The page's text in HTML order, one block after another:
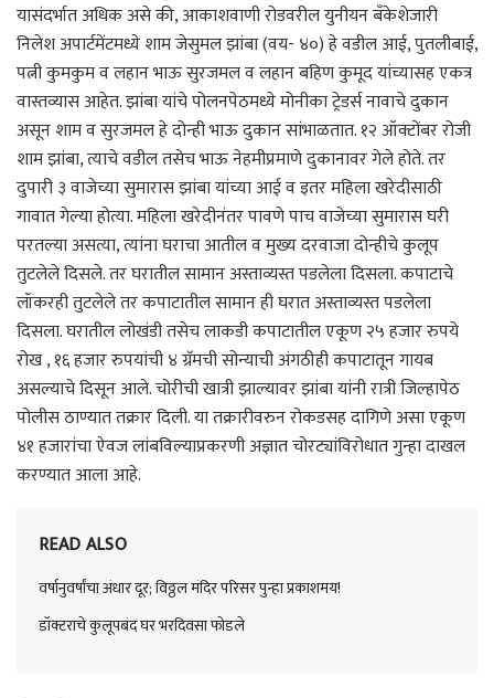
यासंदर्भात अधिक असे की, आकाशवाणी रोडवरील युनीयन बँकेशेजारी
निलेश अपार्टमेंटमध्ये शाम जेसुमल झांबा (वय- ४०) हे वडील आई, पुतलीबाई,
पत्नी कुमकुम व लहान भाऊ सुरजमल व लहान बहिण कुमूद यांच्यासह एकत्र
वास्तव्यास आहेत. झांबा यांचे पोलनपेठमध्ये मोनीका ट्रेडर्स नावाचे दुकान
असून शाम व सुरजमल हे दोन्ही भाऊ दुकान सांभाळतात. १२ ऑक्टोंबर रोजी
शाम झांबा, त्याचे वडील तसेच भाऊ नेहमीप्रमाणे दुकानावर गेले होते. तर
दुपारी ३ वाजेच्या सुमारास झांबा यांच्या आई व इतर महिला खरेदीसाठी
गावात गेल्या होत्या. महिला खरेदीनंतर पावणे पाच वाजेच्या सुमारास घरी
परतल्या असत्या, त्यांना घराचा आतील व मुख्य दरवाजा दोन्हीचे कुलूप
तुटलेले दिसले. तर घरातील सामान अस्ताव्यस्त पडलेला दिसला. कपाटाचे
लॉकरही तुटलेले तर कपाटातील सामान ही घरात अस्ताव्यस्त पडलेला
दिसला. घरातील लोखंडी तसेच लाकडी कपाटातील एकूण २५ हजार रुपये
रोख , १६ हजार रुपयांची ४ ग्रॅमची सोन्याची अंगठीही कपाटातून गायब
असल्याचे दिसून आले. चोरीची खात्री झाल्यावर झांबा यांनी रात्री जिल्हापेठ
पोलीस ठाण्यात तक्रार दिली. या तक्रारीवरुन रोकडसह दागिणे असा एकूण
४१ हजारांचा ऐवज लांबविल्याप्रकरणी अज्ञात चोरट्यांविरोधात गुन्हा दाखल
करण्यात आला आहे.
READ ALSO
वर्षानुवर्षांचा अंधार दूर; विठ्ठल मंदिर परिसर पुन्हा प्रकाशमय!
डॉक्टराचे कुलूपबंद घर भरदिवसा फोडले